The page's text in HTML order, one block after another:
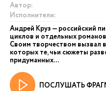
Автор:
Исполнители:
Андрей Круз — российский
циклов и отдельных
Своим творчеством вызвал
которых те, чьи сюжеты
придуманных...
ПОСЛУШАТЬ